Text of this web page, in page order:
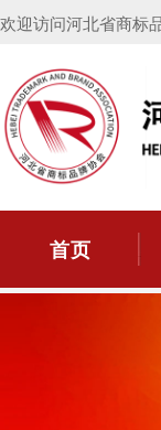
欢迎访问河北省商标
首页